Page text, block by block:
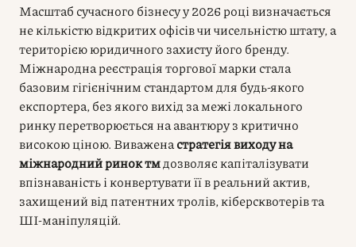
Масштаб сучасного бізнесу у 2026 році визначається
не кількістю відкритих офісів чи чисельністю штату, а
територією юридичного захисту його бренду.
Міжнародна реєстрація торгової марки стала
базовим гігієнічним стандартом для будь-якого
експортера, без якого вихід за межі локального
ринку перетворюється на авантюру з критично
високою ціною. Виваженастратегія виходу на
міжнародний ринок тмдозволяє капіталізувати
впізнаваність і конвертувати її в реальний актив,
захищений від патентних тролів, кіберсквотерів та
ШІ-маніпуляцій.